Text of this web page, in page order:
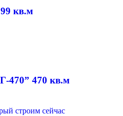
кв.м
470” 470 кв.м
строим сейчас